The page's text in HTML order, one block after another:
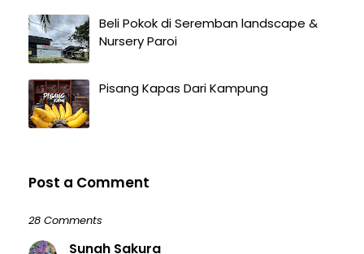
Beli Pokok di Seremban landscape &
Nursery Paroi
Pisang Kapas Dari Kampung
Post a Comment
28 Comments
Sunah Sakura